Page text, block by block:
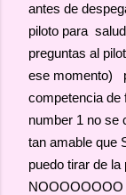
antes de
piloto para
preguntas al
ese momento)
competencia de
number 1 no se
tan amable que
puedo tirar de
NOOOOOOOO